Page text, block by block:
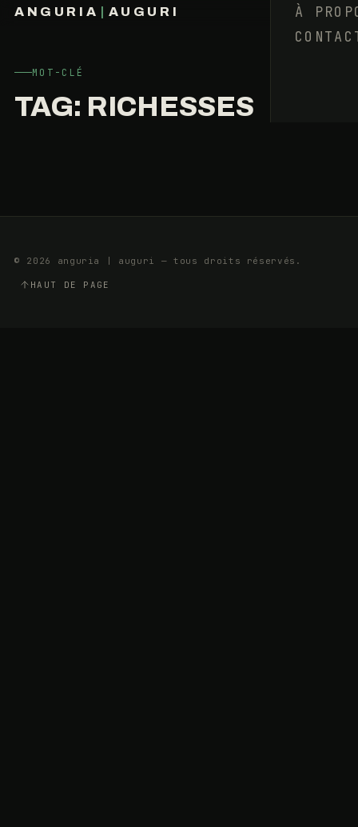
ANGURIA AUGURI
À
MOT-CLÉ
TAG: RICHESSES
OÙ
SPIDERMAN
15
DÉCEMBRE
9
MIN
© 2026 anguria | auguri — tous droits réservés.
HAUT DE PAGE